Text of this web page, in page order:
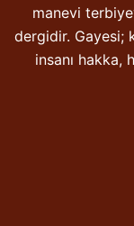
manevi
dergidir. Gayesi;
insanı hakka,